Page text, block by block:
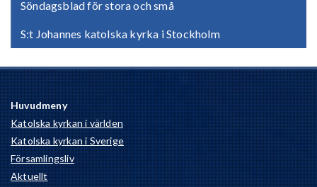
Söndagsblad för stora och små
S:t Johannes katolska kyrka i Stockholm
Huvudmeny
Katolska kyrkan i världen
Katolska kyrkan i Sverige
Församlingsliv
Aktuellt